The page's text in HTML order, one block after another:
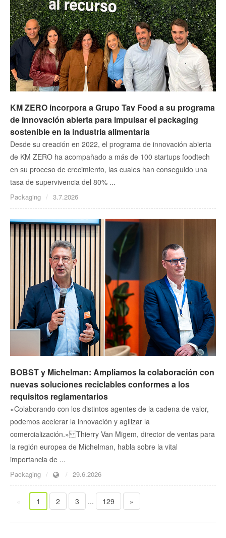
KM ZERO incorpora a Grupo Tav Food a su programa
de innovación abierta para impulsar el packaging
sostenible en la industria alimentaria
Desde su creación en 2022, el programa de innovación abierta
de KM ZERO ha acompañado a más de 100 startups foodtech
en su proceso de crecimiento, las cuales han conseguido una
tasa de supervivencia del 80% ...
Packaging 3.7.2026
BOBST y Michelman: Ampliamos la colaboración con
nuevas soluciones reciclables conformes a los
requisitos reglamentarios
«Colaborando con los distintos agentes de la cadena de valor,
podemos acelerar la innovación y agilizar la
comercialización.» Thierry Van Migem, director de ventas para
la región europea de Michelman, habla sobre la vital
importancia de ...
Packaging 29.6.2026
« 1 2 3 ... 129 »